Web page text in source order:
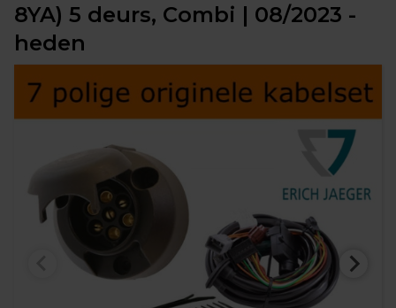
8YA) 5 deurs, Combi | 08/2023 -
heden